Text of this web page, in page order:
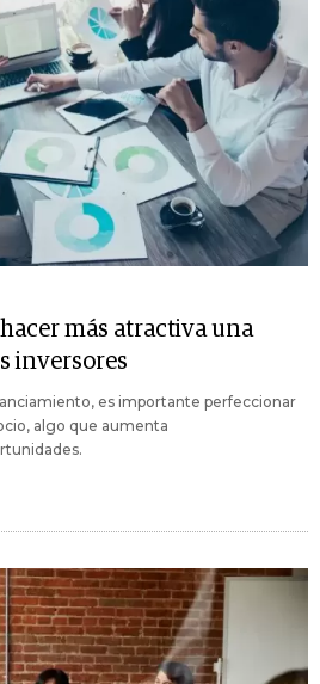
más atractiva una
inversores
es importante perfeccionar
algo que aumenta